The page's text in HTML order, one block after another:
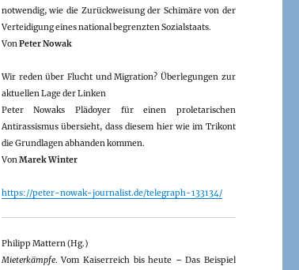
notwendig, wie die Zurückweisung der Schimäre von der
Verteidigung eines national begrenzten Sozialstaats.
VonPeter Nowak
Wir reden über Flucht und Migration? Überlegungen zur
aktuellen Lage der Linken
Peter Nowaks Plädoyer für einen proletarischen
Antirassismus übersieht, dass diesem hier wie im Trikont
die Grundlagen abhanden kommen.
VonMarek Winter
https://peter-nowak-journalist.de/telegraph-133134/
Philipp Mattern (Hg.)
Mieterkämpfe. Vom Kaiserreich bis heute – Das Beispiel